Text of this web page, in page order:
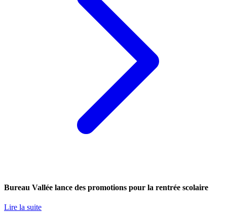
Bureau Vallée lance des promotions pour la rentrée scolaire
Lire la suite